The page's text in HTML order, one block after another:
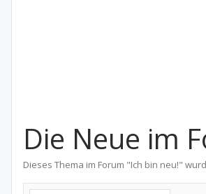
Die Neue im
Dieses Thema im Forum "Ich bin neu!"